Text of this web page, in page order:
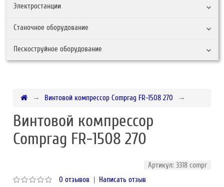
Электростанции
Станочное оборудование
Пескоструйное оборудование
Винтовой компрессор Comprag FR-1508 270
Винтовой компрессор
Comprag FR-1508 270
Артикул: 3318 compr
0 отзывов | Написать отзыв